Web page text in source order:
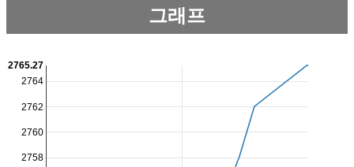
그래프
2758
2760
2762
2764
2765.27